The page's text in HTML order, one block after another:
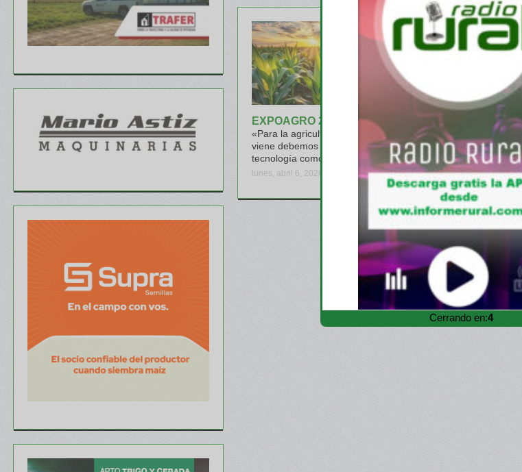
EXPOAGRO 26
«Para la agricultura que se
viene debemos tener a la
tecnología como aliada»
lunes, abril 6, 2026
EXPOAGRO 26
Limousin mostró sus ventajas
como raza carnicera y recibió
muchas consultas
jueves, marzo 19, 2026
Cerrando en:2